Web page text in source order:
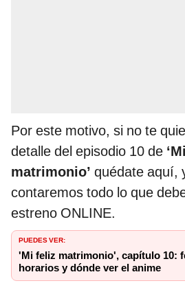
Por este motivo, si no te
detalle del episodio 10 de
matrimonio’ quédate aquí,
contaremos todo lo que
estreno ONLINE.
PUEDES VER:
'Mi feliz matrimonio', capítulo 10:
horarios y dónde ver el anime